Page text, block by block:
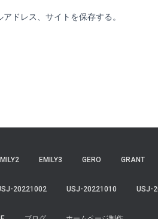
ドレス、サイトを保存する。
EMILY3 GERO GRANT
20221002 USJ-20221010 USJ-